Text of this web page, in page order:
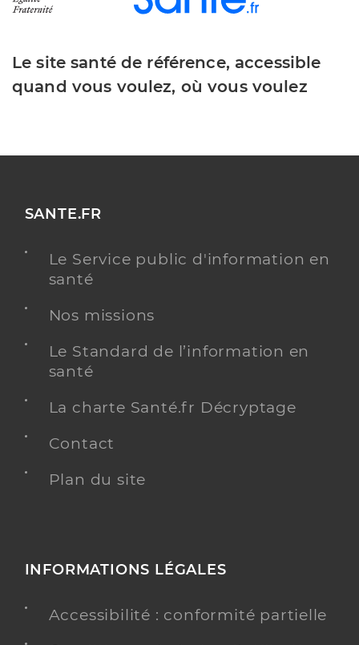
Le site santé de référence, accessible
quand vous voulez, où vous voulez
SANTE.FR
Le Service public d'information en
santé
Nos missions
Le Standard de l’information en
santé
La charte Santé.fr Décryptage
Contact
Plan du site
INFORMATIONS LÉGALES
Accessibilité : conformité partielle